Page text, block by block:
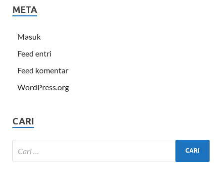
META
Masuk
Feed entri
Feed komentar
WordPress.org
CARI